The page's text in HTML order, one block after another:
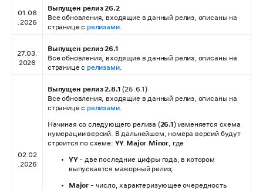
01.06
.2026
Выпущен релиз 26.2
Все обновления, входящие в данный релиз, описаны на
странице с релизами.
27.03.
2026
Выпущен релиз 26.1
Все обновления, входящие в данный релиз, описаны на
странице с релизами.
02.02
.2026
Выпущен релиз 2.8.1 (25.6.1)
Все обновления, входящие в данный релиз, описаны на
странице с релизами.
Начиная со следующего релиза (26.1) изменяется схема
нумерации версий. В дальнейшем, номера версий будут
строится по схеме: YY.Major.Minor, где
YY- две последние цифры года, в котором
выпускается мажорный релиз;
Major - число, характеризующее очередность